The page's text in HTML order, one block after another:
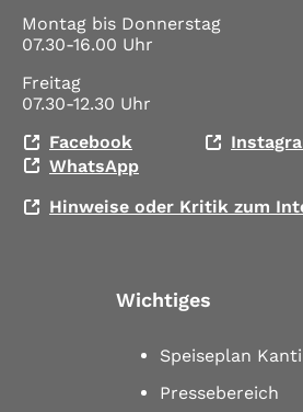
Montag bis Donnerstag
07.30-16.00 Uhr
Freitag
07.30-12.30 Uhr
Facebook
WhatsApp
Hinweise oder Kritik zum
Wichtiges
Speiseplan
Pressebereich